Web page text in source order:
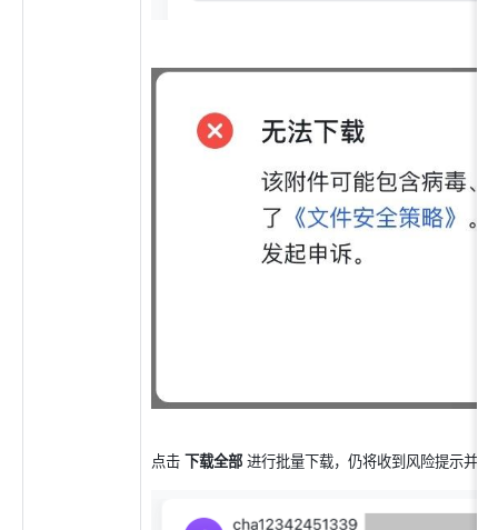
点击 下载全部 进行批量下载，仍将收到风险提示并无